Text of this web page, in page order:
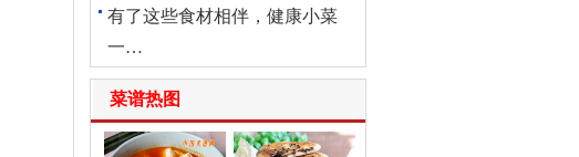
有了这些食材相伴，健康小菜
一…
菜谱热图